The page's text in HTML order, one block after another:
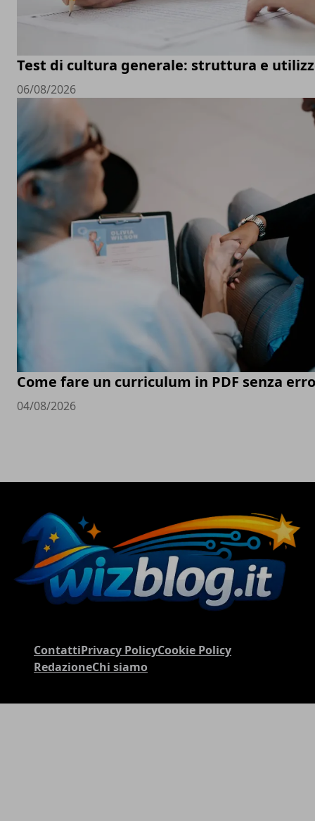
Test di cultura generale: struttura e
06/08/2026
Come fare un curriculum in PDF senza
04/08/2026
ContattiPrivacy PolicyCookie Policy
RedazioneChi siamo